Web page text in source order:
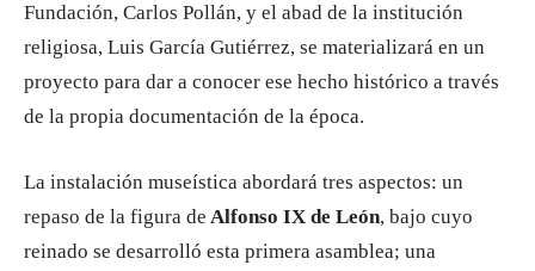
Fundación, Carlos Pollán, y el abad de la institución
religiosa, Luis García Gutiérrez, se materializará en un
proyecto para dar a conocer ese hecho histórico a través
de la propia documentación de la época.
La instalación museística abordará tres aspectos: un
repaso de la figura de Alfonso IX de León, bajo cuyo
reinado se desarrolló esta primera asamblea; una